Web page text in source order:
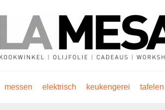
messen elektrisch keukengerei tafelen